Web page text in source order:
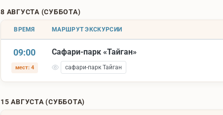
8 АВГУСТА (СУББОТА)
ВРЕМЯ МАРШРУТ ЭКСКУРСИИ
09:00
мест: 4
Сафари-парк «Тайган»
сафари-парк Тайган
15 АВГУСТА (СУББОТА)